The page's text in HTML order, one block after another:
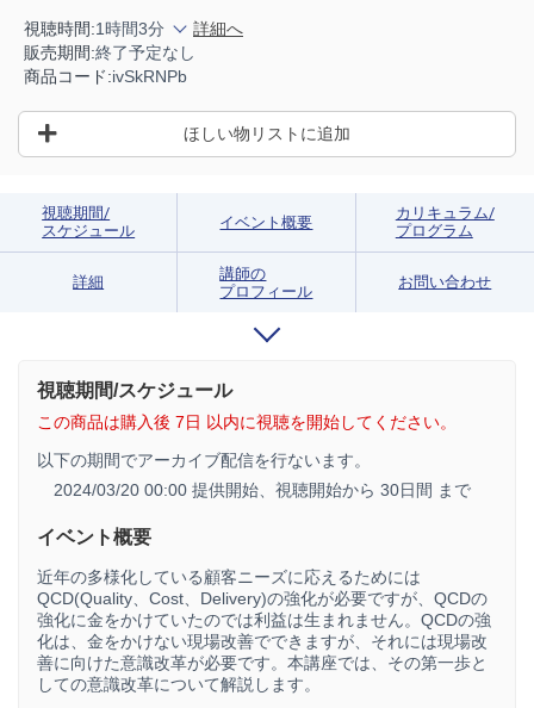
視聴時間:1時間3分
詳細へ
販売期間:終了予定なし
商品コード:ivSkRNPb
ほしい物リストに追加
視聴期間/
スケジュール
イベント概要
カリキュラム/
プログラム
詳細
講師の
プロフィール
お問い合わせ
視聴期間/スケジュール
この商品は購入後 7日 以内に視聴を開始してください。
以下の期間でアーカイブ配信を行ないます。
2024/03/20 00:00 提供開始、 視聴開始から 30日間 まで
イベント概要
近年の多様化している顧客ニーズに応えるためには
QCD(Quality、Cost、Delivery)の強化が必要ですが、QCDの
強化に金をかけていたのでは利益は生まれません。QCDの強
化は、金をかけない現場改善でできますが、それには現場改
善に向けた意識改革が必要です。本講座では、その第一歩と
しての意識改革について解説します。